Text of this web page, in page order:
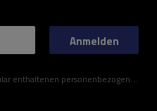
(EU) des Europäischen Parlaments und des Rates zu.
Anmelden